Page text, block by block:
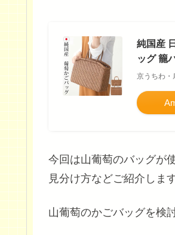
純国産
ッグ 籠
京うちわ
今回は山葡萄のバッグが
見分け方などご紹介します
山葡萄のかごバッグを検